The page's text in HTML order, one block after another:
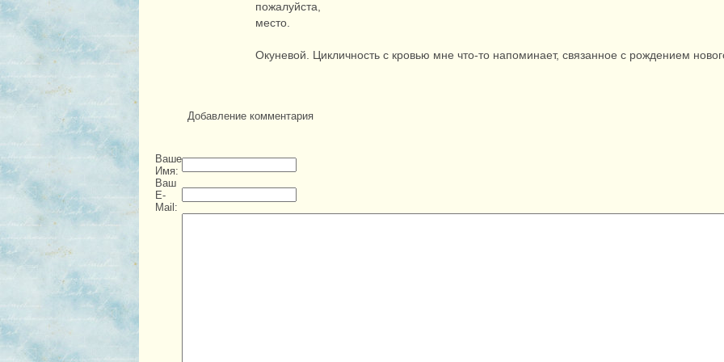
пожалуйста,
место.
Окуневой. Цикличность с кровью мне что-то напоминает, связанное с рождением
Добавление комментария
Ваше
Имя:
Ваш
E-
Mail: